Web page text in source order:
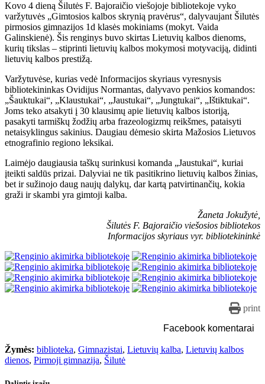
Kovo 4 dieną Šilutės F. Bajoraičio viešojoje bibliotekoje vyko
varžytuvės „Gimtosios kalbos skrynią pravėrus“, dalyvaujant Šilutės
pirmosios gimnazijos 1d klasės mokiniams (mokyt. Vaida
Galinskienė). Šis renginys buvo skirtas Lietuvių kalbos dienoms,
kurių tikslas – stiprinti lietuvių kalbos mokymosi motyvaciją, didinti
lietuvių kalbos prestižą.
Varžytuvėse, kurias vedė Informacijos skyriaus vyresnysis
bibliotekininkas Ovidijus Normantas, dalyvavo penkios komandos:
„Šauktukai“, „Klaustukai“, „Jaustukai“, „Jungtukai“, „Ištiktukai“.
Joms teko atsakyti į 30 klausimų apie lietuvių kalbos istoriją,
pasakyti tarmiškų žodžių arba frazeologizmų reikšmes, pataisyti
netaisyklingus sakinius. Daugiau dėmesio skirta Mažosios Lietuvos
etnografinio regiono leksikai.
Laimėjo daugiausia taškų surinkusi komanda „Jaustukai“, kuriai
įteikti saldūs prizai. Dalyviai ne tik pasitikrino lietuvių kalbos žinias,
bet ir sužinojo daug naujų dalykų, dar kartą patvirtinančių, kokia
graži ir skambi yra gimtoji kalba.
Žaneta Jokužytė,
Šilutės F. Bajoraičio viešosios bibliotekos
Informacijos skyriaus vyr. bibliotekininkė
print
Facebook komentarai
Žymės: biblioteka, Gimnazistai, Lietuvių kalba, Lietuvių kalbos
dienos, Pirmoji gimnazija, Šilutė